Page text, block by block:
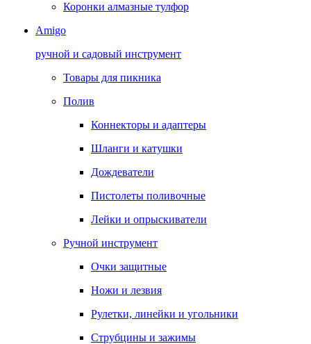
Коронки алмазные тулфор
Amigo
ручной и садовый инструмент
Товары для пикника
Полив
Коннекторы и адаптеры
Шланги и катушки
Дождеватели
Пистолеты поливочные
Лейки и опрыскиватели
Ручной инструмент
Очки защитные
Ножи и лезвия
Рулетки, линейки и угольники
Струбцины и зажимы